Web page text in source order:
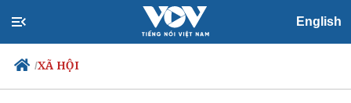
English
/XÃ HỘI